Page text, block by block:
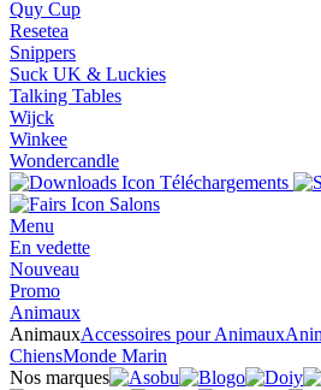
Quy Cup
Resetea
Snippers
Suck UK & Luckies
Talking Tables
Wijck
Winkee
Wondercandle
Téléchargements
Salons
Menu
En vedette
Nouveau
Promo
Animaux
AnimauxAccessoires pour Animaux
ChiensMonde Marin
Nos marques